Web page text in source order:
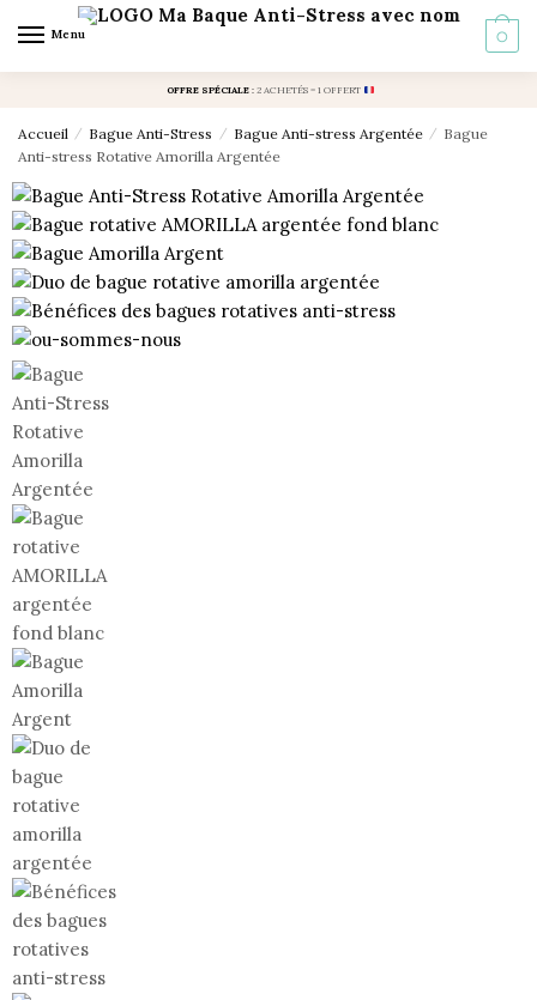
navigation
content
Menu 0
OFFRE SPÉCIALE:2 ACHETÉS = 1 OFFERT
Accueil / Bague Anti-Stress / Bague Anti-stress Argentée / Bague
Anti-stress Rotative Amorilla Argentée